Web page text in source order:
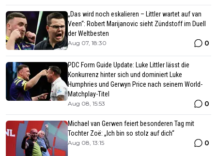
„Das wird noch eskalieren – Littler wartet auf van
Veen“: Robert Marijanovic sieht Zündstoff im Duell
der Weltbesten
Aug 07, 18:30 0
PDC Form Guide Update: Luke Littler lässt die
Konkurrenz hinter sich und dominiert Luke
Humphries und Gerwyn Price nach seinem World-
Matchplay-Titel
Aug 08, 15:53 0
Michael van Gerwen feiert besonderen Tag mit
Tochter Zoë: „Ich bin so stolz auf dich“
Aug 08, 13:15 0